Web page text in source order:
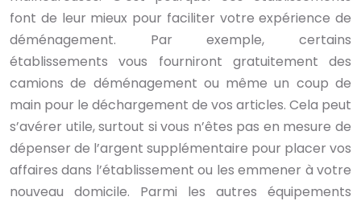
font de leur mieux pour faciliter votre expérience de
déménagement. Par exemple, certains
établissements vous fourniront gratuitement des
camions de déménagement ou même un coup de
main pour le déchargement de vos articles. Cela peut
s’avérer utile, surtout si vous n’êtes pas en mesure de
dépenser de l’argent supplémentaire pour placer vos
affaires dans l’établissement ou les emmener à votre
nouveau domicile. Parmi les autres équipements